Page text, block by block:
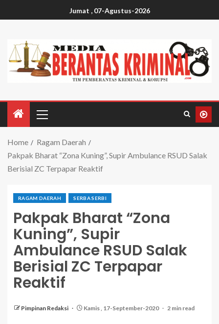
Jumat , 07-Agustus-2026
Home
Ragam Daerah
Pakpak Bharat “Zona Kuning”, Supir Ambulance RSUD Salak
Berisial ZC Terpapar Reaktif
RAGAM DAERAH SERBA SERBI
Pakpak Bharat “Zona
Kuning”, Supir
Ambulance RSUD Salak
Berisial ZC Terpapar
Reaktif
Pimpinan Redaksi Kamis , 17-September-2020 2 min read